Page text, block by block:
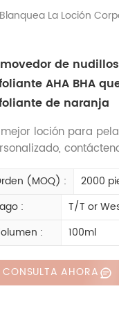
La Loción
de
AHA BHA
de naranja
mejor loción para
(MOQ) :
2000
:
T/T or
:
100ml
CONSULTA AHORA